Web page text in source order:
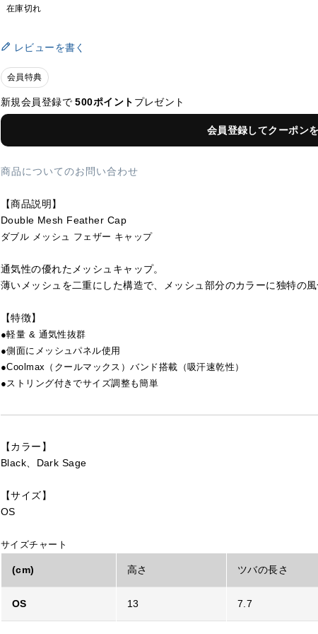
在庫切れ
レビューを書く
会員特典
新規会員登録で500ポイント プレゼント
会員登録してクーポン
商品についてのお問い合わせ
【商品説明】
Double Mesh Feather Cap
ダブル メッシュ フェザー キャップ
通気性の優れたメッシュキャップ。
薄いメッシュを二重にした構造で、メッシュ部分のカラーに独特の風
【特徴】
●軽量 & 通気性抜群
●側面にメッシュパネル使用
●Coolmax（クールマックス）バンド搭載（吸汗速乾性）
●ストリング付きでサイズ調整も簡単
【カラー】
Black、Dark Sage
【サイズ】
OS
サイズチャート
(cm) 高さ ツバの長さ
OS 13 7.7